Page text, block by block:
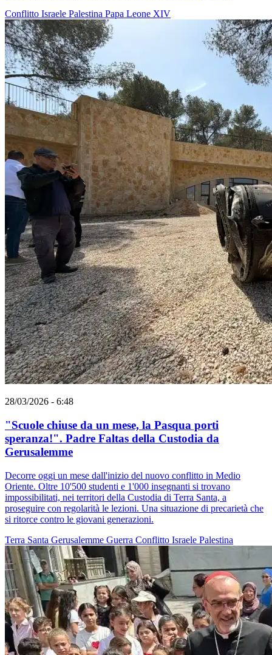
Conflitto Israele Palestina Papa Leone XIV
28/03/2026 - 6:48
"Scuole chiuse da un mese, la Pasqua porti
speranza!". Padre Faltas della Custodia da
Gerusalemme
Decorre oggi un mese dall'inizio del nuovo conflitto in Medio
Oriente. Oltre 10'500 studenti e 1'000 insegnanti si trovano
impossibilitati, nei territori della Custodia di Terra Santa, a
proseguire con regolarità le lezioni. Una situazione di precarietà che
si ritorce contro le giovani generazioni.
Terra Santa Gerusalemme Guerra Conflitto Israele Palestina